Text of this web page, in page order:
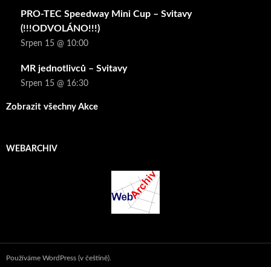
PRO-TEC Speedway Mini Cup – Svitavy
(!!!ODVOLÁNO!!!)
Srpen 15 @ 10:00
MR jednotlivců – Svitavy
Srpen 15 @ 16:30
Zobrazit všechny Akce
WEBARCHIV
Používáme WordPress (v češtině).